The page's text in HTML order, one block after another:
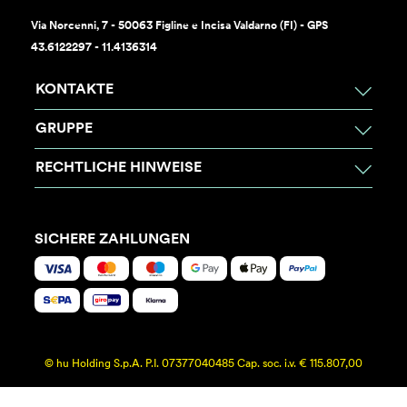
Via Norcenni, 7 - 50063 Figline e Incisa Valdarno (FI) - GPS
43.6122297 - 11.4136314
KONTAKTE
GRUPPE
RECHTLICHE HINWEISE
SICHERE ZAHLUNGEN
© hu Holding S.p.A. P.I. 07377040485 Cap. soc. i.v. € 115.807,00